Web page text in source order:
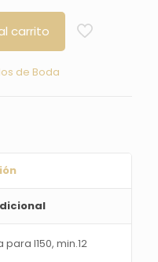
carrito
de Boda
I150, min.12